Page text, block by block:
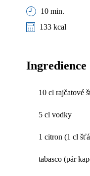
10 min.
133 kcal
Ingredience
10 cl rajčatové
5 cl vodky
1 citron (1 cl
tabasco (pár